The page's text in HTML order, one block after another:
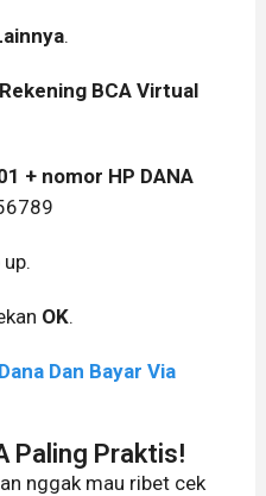
.
BCA Virtual
+ nomor HP DANA
OK.
Dan Bayar Via
Paling Praktis!
nggak mau ribet cek